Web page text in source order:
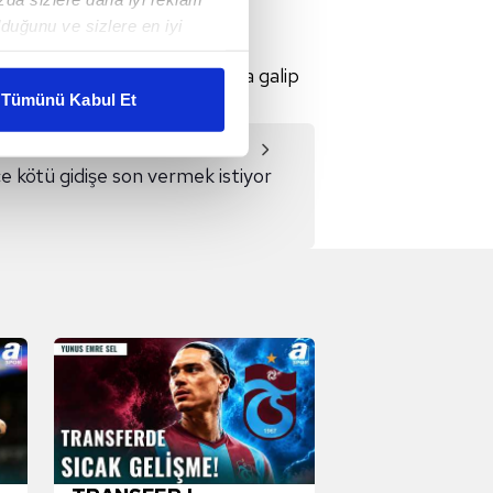
ve sizlere en iyi
gösterilmeyecektir."
kullanılmaktadır. Bu
sunulması
ve sizlere yönelik
ve sitemizde ilgili
Tümünü Kabul Et
maçlardan 7-0'lık sonuçlarla galip
kötü gidişe son vermek istiyor